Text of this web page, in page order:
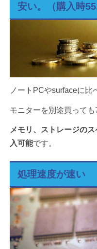
安い。（購入時
ノートPCやsurfaceに比
モニターを別途買っても
メモリ、ストレージの
入可能です。
処理速度が速い